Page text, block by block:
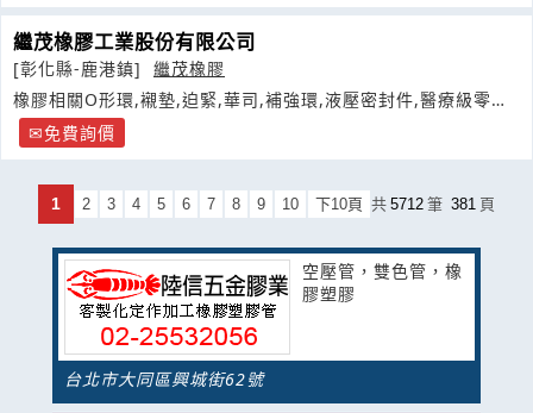
繼茂橡膠工業股份有限公司
[彰化縣-鹿港鎮]
繼茂橡膠
橡膠相關O形環,襯墊,迫緊,華司,補強環,液壓密封件,醫療級零配
件 免費詢價
1 2 3 4 5 6 7 8 9 10 下10頁 共 5712 筆 381 頁
空壓管，雙色管，橡
膠塑膠
台北市大同區興城街62號